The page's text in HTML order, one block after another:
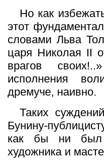
Но как
этот
словами Льва
царя Николая II
врагов
исполнения
дремуче, наивно.
Таких
Бунину-
как бы ни был
художника и